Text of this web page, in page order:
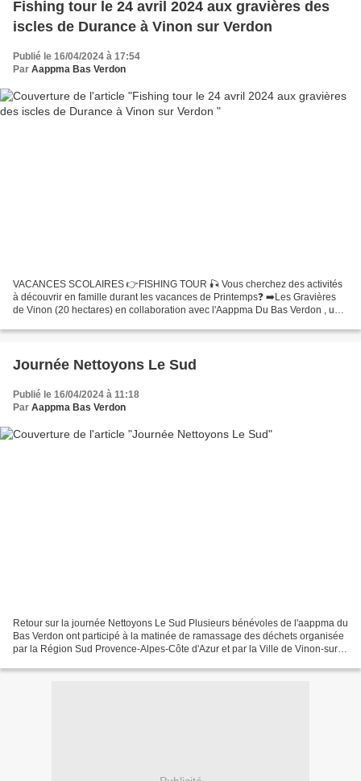
Fishing tour le 24 avril 2024 aux gravières des
iscles de Durance à Vinon sur Verdon
Publié le 16/04/2024 à 17:54
Par Aappma Bas Verdon
VACANCES SCOLAIRES 👉FISHING TOUR 🎣 Vous cherchez des activités
à découvrir en famille durant les vacances de Printemps❓ ➡️Les Gravières
de Vinon (20 hectares) en collaboration avec l'Aappma Du Bas Verdon , un
Journée Nettoyons Le Sud
Publié le 16/04/2024 à 11:18
Par Aappma Bas Verdon
Retour sur la journée Nettoyons Le Sud Plusieurs bénévoles de l'aappma du
Bas Verdon ont participé à la matinée de ramassage des déchets organisée
par la Région Sud Provence-Alpes-Côte d'Azur et par la Ville de Vinon-sur-